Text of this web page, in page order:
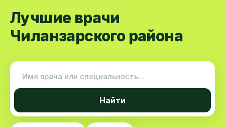
Лучшие врачи
Чиланзарского района
Найти